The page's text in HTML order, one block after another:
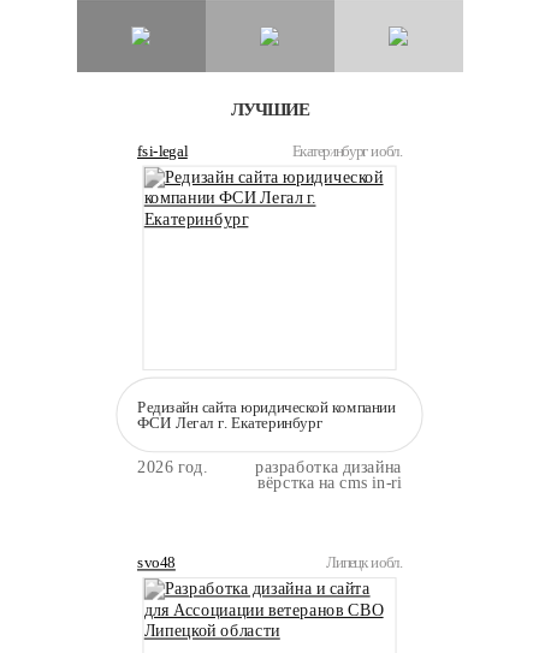
ЛУЧШИЕ
fsi-legal Екатеринбург и обл.
Редизайн сайта юридической компании
ФСИ Легал г. Екатеринбург
2026 год. разработка дизайна
вёрстка на cms in-ri
svo48 Липецк и обл.